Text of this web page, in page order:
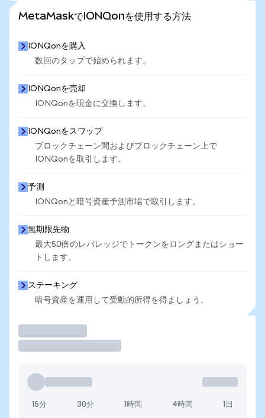
MetaMaskでIONQonを使用する方法
IONQonを購入
数回のタップで始められます。
IONQonを売却
IONQonを現金に交換します。
IONQonをスワップ
ブロックチェーン間およびブロックチェーン上で
IONQonを取引します。
予測
IONQonと暗号資産予測市場で取引します。
無期限先物
最大50倍のレバレッジでトークンをロングまたはショー
トします。
ステーキング
暗号資産を運用して受動的所得を得ましょう。
15分 30分 1時間 4時間 1日